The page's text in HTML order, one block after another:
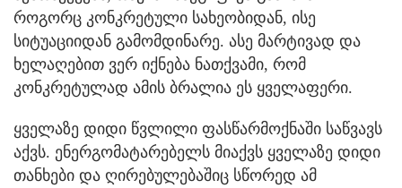
როგორც კონკრეტული სახეობიდან, ისე
სიტუაციიდან გამომდინარე. ასე მარტივად და
ხელაღებით ვერ იქნება ნათქვამი, რომ
კონკრეტულად ამის ბრალია ეს ყველაფერი.
ყველაზე დიდი წვლილი ფასწარმოქნაში საწვავს
აქვს. ენერგომატარებელს მიაქვს ყველაზე დიდი
თანხები და ღირებულებაშიც სწორედ ამ